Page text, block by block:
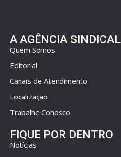
A AGÊNCIA SINDICAL
Quem Somos
Editorial
Canais de Atendimento
Localização
Trabalhe Conosco
FIQUE POR DENTRO
Notícias